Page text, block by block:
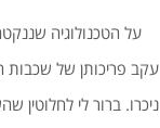
על הטכנולוגיה
עקב פריכותן של שכבות
ניכרו. ברור לי